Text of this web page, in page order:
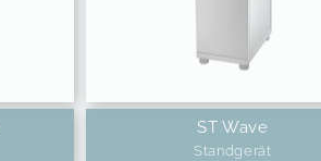
ST Wave
Standgerät